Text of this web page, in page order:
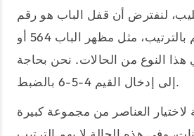
لنفترض أن قفل الباب هو رقم
456. إذا لم نهتم بالترتيب، مثل مظهر الباب 564 أو
هذا النوع من الحالات. نحن بحاجة
إلى إدخال القيم 4-5-6 بالضبط.
العناصر من مجموعة كبيرة